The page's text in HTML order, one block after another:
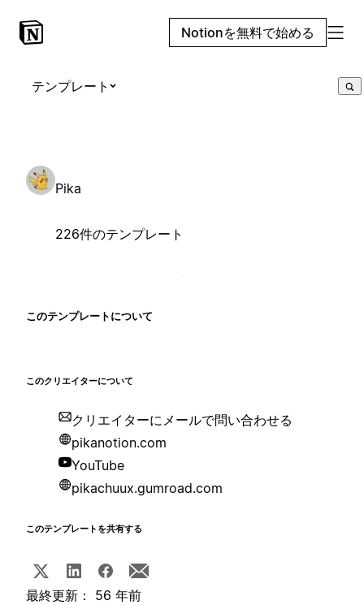
Notionを無料で始める
テンプレート
Pika
226件のテンプレート
このテンプレートについて
このクリエイターについて
クリエイターにメールで問い合わせる
pikanotion.com
YouTube
pikachuux.gumroad.com
このテンプレートを共有する
最終更新： 56 年前